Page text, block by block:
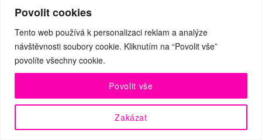
Povolit cookies
Tento web používá k personalizaci reklam a analýze
návštěvnosti soubory cookie. Kliknutím na “Povolit vše”
povolíte všechny cookie.
Zakázat
Povolit vše
bude poprvé konat na více místech. Již
tradičně to bude kino Světozor, ale také
nově letní kino Evergreen DOX+ v
pražských Holešovicích, kde festival
zakončí svoji filmovou jízdu pod širým
nebem.